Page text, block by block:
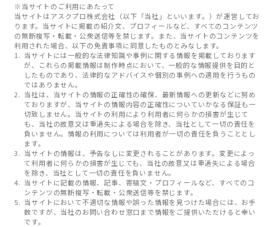
※当サイトのご利用にあたって
当サイトはアスクプロ株式会社（以下「当社」といいます。）が運営してお
ります。当サイトに掲載の紹介文、プロフィールなど、すべてのコンテンツ
の無断複写・転載・公衆送信等を禁じます。また、当サイトのコンテンツを
利用された場合、以下の免責事項に同意したものとみなします。
当サイトには一般的な法律知識や事例に関する情報を掲載しております
が、これらの掲載情報は制作時点において、一般的な情報提供を目的と
したものであり、法律的なアドバイスや個別の事例への適用を行うもの
ではありません。
当社は、当サイトの情報の正確性の確保、最新情報への更新などに努め
ておりますが、当サイトの情報内容の正確性についていかなる保証も一
切致しません。当サイトの利用により利用者に何らかの損害が生じて
も、当社の故意又は重過失による場合を除き、当社として一切の責任を
負いません。情報の利用については利用者が一切の責任を負うこととし
ます。
当サイトの情報は、予告なしに変更されることがあります。変更によっ
て利用者に何らかの損害が生じても、当社の故意又は重過失による場合
を除き、当社として一切の責任を負いません。
当サイトに記載の情報、記事、寄稿文・プロフィールなど、すべてのコ
ンテンツの無断複写・転載・公衆送信等を禁じます。
当サイトにおいて不適切な情報や誤った情報を見つけた場合には、お手
数ですが、当社のお問い合わせ窓口まで情報をご提供いただけると幸い
です。